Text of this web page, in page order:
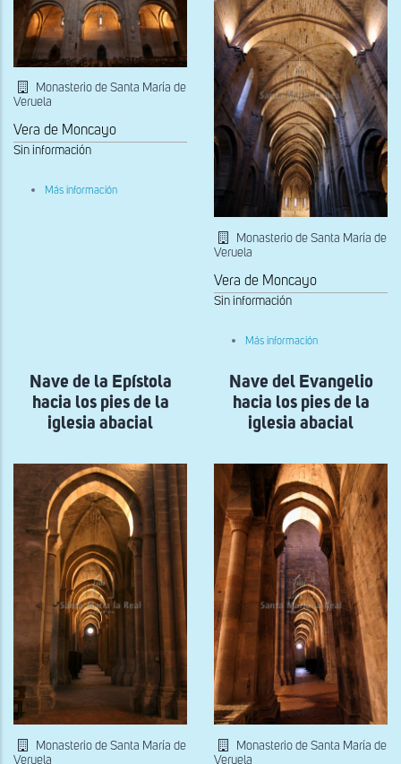
Monasterio de Santa María de
Veruela
Vera de Moncayo
Sin información
Más información
Monasterio de Santa María de
Veruela
Vera de Moncayo
Sin información
Más información
la
nave
central
Nave de la Epístola
hacia los pies de la
iglesia abacial
Monasterio de Santa María de
Veruela
Nave del Evangelio
hacia los pies de la
iglesia abacial
Monasterio de Santa María de
Veruela